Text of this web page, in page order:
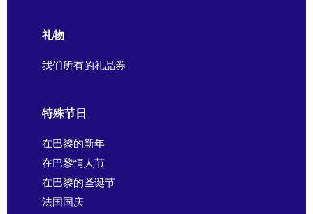
礼物
我们所有的礼品券
特殊节日
在巴黎的新年
在巴黎情人节
在巴黎的圣诞节
法国国庆